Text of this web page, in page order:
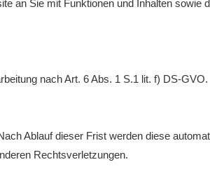
an Sie mit Funktionen und Inhalten sowie
nach Art. 6 Abs. 1 S.1 lit. f) DS-GVO.
Ablauf dieser Frist werden diese
Rechtsverletzungen.